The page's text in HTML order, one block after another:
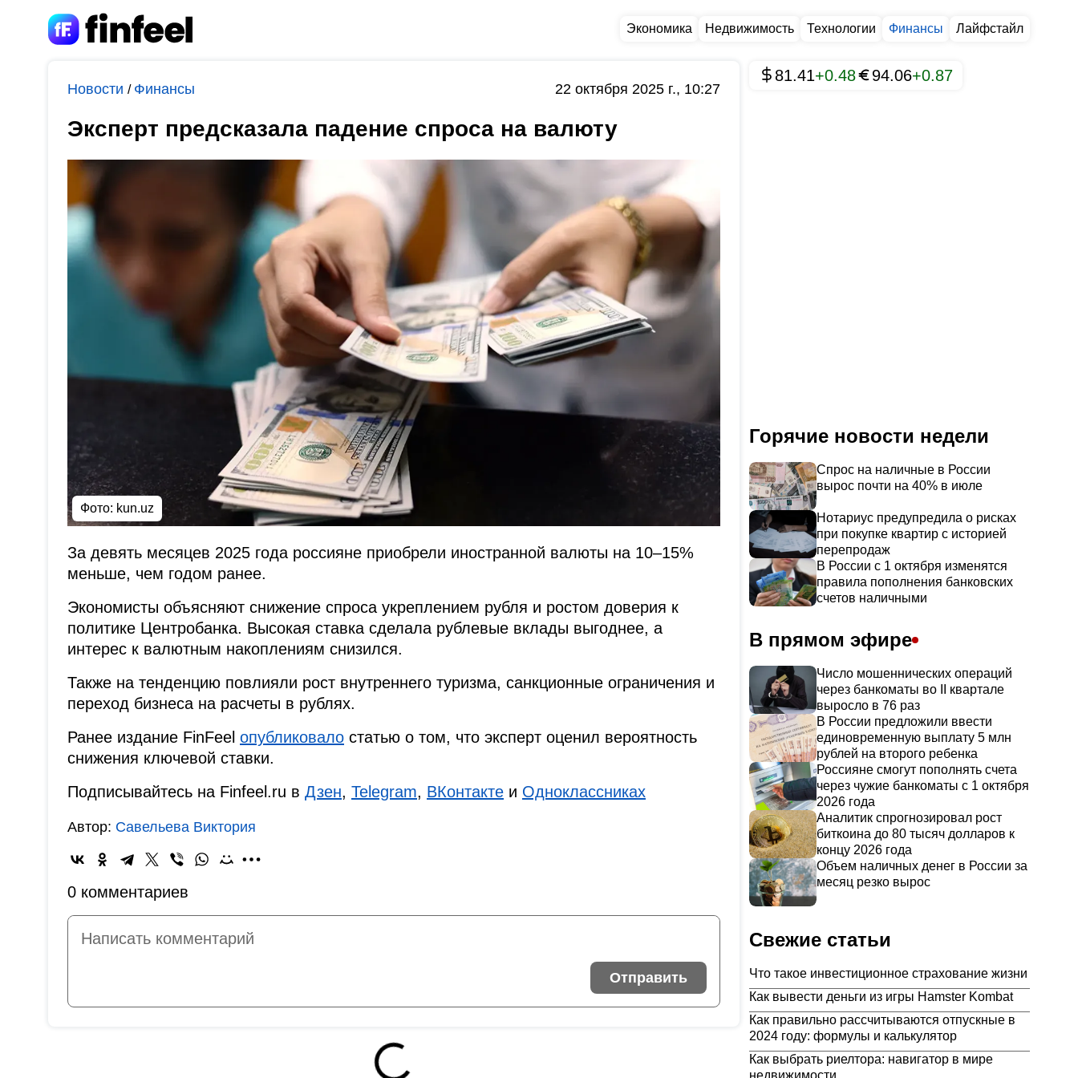
Экономика Недвижимость Технологии Финансы Лайфстайл
Новости / Финансы 22 октября 2025 г., 10:27
Эксперт предсказала падение спроса на валюту
Фото: kun.uz
За девять месяцев 2025 года россияне приобрели иностранной валюты на 10–15%
меньше, чем годом ранее.
Экономисты объясняют снижение спроса укреплением рубля и ростом доверия к
политике Центробанка. Высокая ставка сделала рублевые вклады выгоднее, а
интерес к валютным накоплениям снизился.
Также на тенденцию повлияли рост внутреннего туризма, санкционные ограничения и
переход бизнеса на расчеты в рублях.
Ранее издание FinFeel опубликовало статью о том, что эксперт оценил вероятность
снижения ключевой ставки.
Подписывайтесь на Finfeel.ru в Дзен, Telegram, ВКонтакте и Одноклассниках
Автор: Савельева Виктория
0 комментариев
Отправить
81.41+0.48 94.06+0.87
Горячие новости недели
Спрос на наличные в России
вырос почти на 40% в июле
Нотариус предупредила о рисках
при покупке квартир с историей
перепродаж
В России с 1 октября изменятся
правила пополнения банковских
счетов наличными
В прямом эфире
Число мошеннических операций
через банкоматы во II квартале
выросло в 76 раз
В России предложили ввести
единовременную выплату 5 млн
рублей на второго ребенка
Россияне смогут пополнять счета
через чужие банкоматы с 1 октября
2026 года
Аналитик спрогнозировал рост
биткоина до 80 тысяч долларов к
концу 2026 года
Объем наличных денег в России за
месяц резко вырос
Свежие статьи
Что такое инвестиционное страхование жизни
Как вывести деньги из игры Hamster Kombat
Как правильно рассчитываются отпускные в
2024 году: формулы и калькулятор
Как выбрать риелтора: навигатор в мире
недвижимости